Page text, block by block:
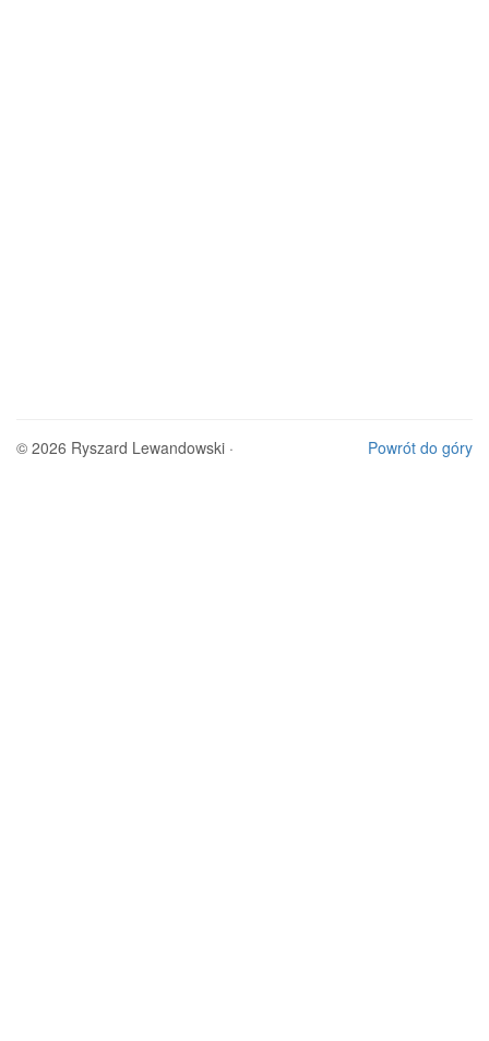
Powrót do góry
© 2026 Ryszard Lewandowski ·